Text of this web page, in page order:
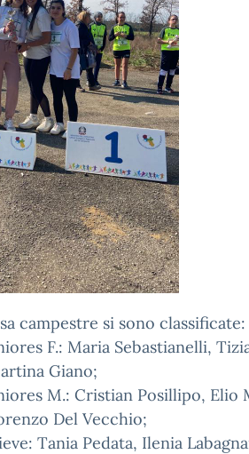
campestre si sono classificate:
F.: Maria Sebastianelli,
Giano;
M.: Cristian Posillipo, Elio
Del Vecchio;
Tania Pedata, Ilenia